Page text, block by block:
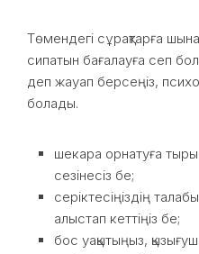
Төмендегі сұрақтарға
сипатын бағалауға сеп
деп жауап берсеңіз,
болады.
шекара орнатуға
сезінесіз бе;
серіктесіңіздің
алыстап кеттіңіз бе;
бос уақытыңыз,